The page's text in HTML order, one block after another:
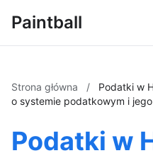
Paintball
Strona główna /
Podatki w
o systemie podatkowym i
Podatki w